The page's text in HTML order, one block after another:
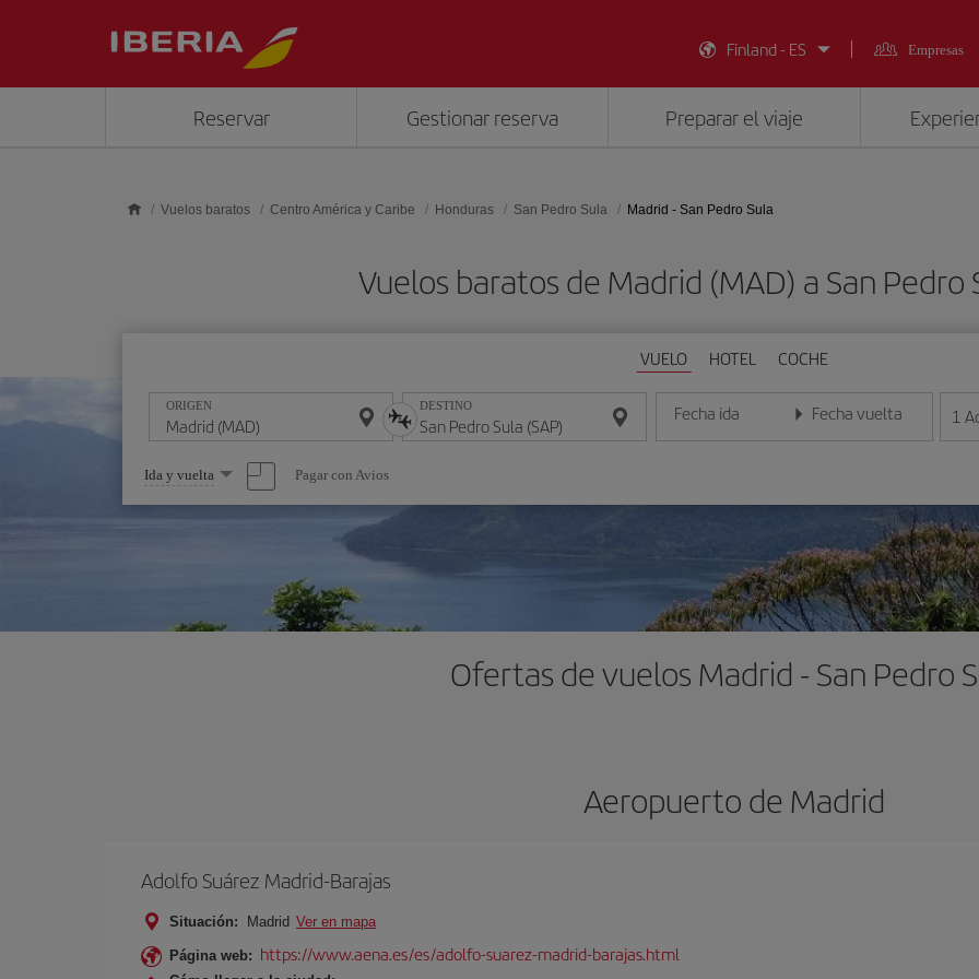
Finland - ES
Empresas
Reservar Gestionar reserva Preparar el viaje
Vuelos baratos Centro América y Caribe Honduras San Pedro Sula Madrid - San Pedro Sula
Vuelos baratos de Madrid (MAD) a San Pedro
VUELO HOTEL COCHE
ORIGEN DESTINO Fecha ida
Introduce la fecha en formato día/mes/año
Fecha vuelta
Introduce la fecha en 1
Seleccione
una
opción
Ida y vuelta Pagar con Avios
Ofertas de vuelos Madrid - San Pedro
Aeropuerto de Madrid
Adolfo Suárez Madrid-Barajas
Situación: Madrid Ver en mapa
Página web: https://www.aena.es/es/adolfo-suarez-madrid-barajas.html